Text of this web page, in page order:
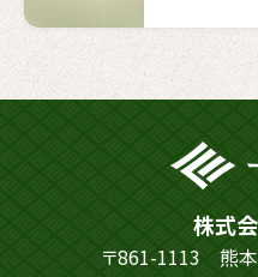
株式
〒861-1113 熊